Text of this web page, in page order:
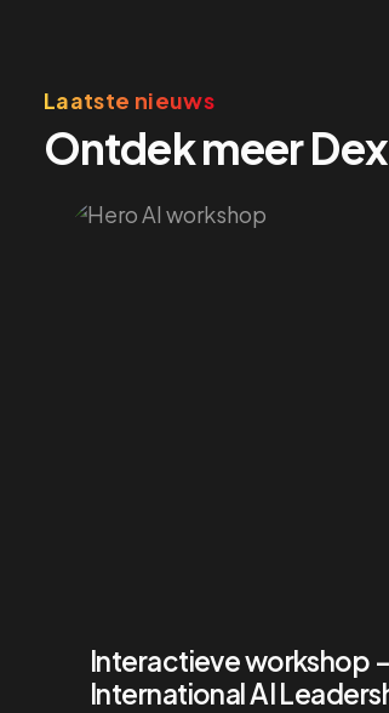
Laatste nieuws
Ontdek meer
Interactieve workshop –
International AI